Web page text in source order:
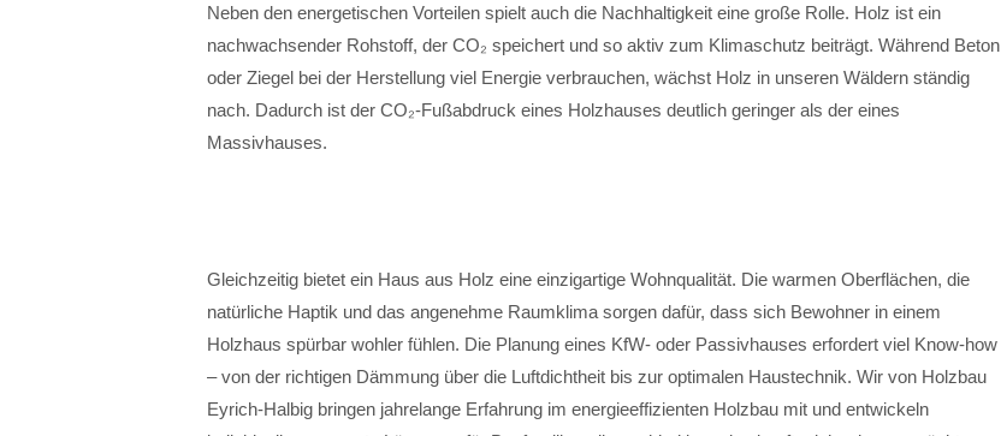
Neben den energetischen Vorteilen spielt auch die Nachhaltigkeit eine große Rolle. Holz ist ein
nachwachsender Rohstoff, der CO₂ speichert und so aktiv zum Klimaschutz beiträgt. Während Beton
oder Ziegel bei der Herstellung viel Energie verbrauchen, wächst Holz in unseren Wäldern ständig
nach. Dadurch ist der CO₂-Fußabdruck eines Holzhauses deutlich geringer als der eines
Massivhauses.
Gleichzeitig bietet ein Haus aus Holz eine einzigartige Wohnqualität. Die warmen Oberflächen, die
natürliche Haptik und das angenehme Raumklima sorgen dafür, dass sich Bewohner in einem
Holzhaus spürbar wohler fühlen. Die Planung eines KfW- oder Passivhauses erfordert viel Know-how
– von der richtigen Dämmung über die Luftdichtheit bis zur optimalen Haustechnik. Wir von Holzbau
Eyrich-Halbig bringen jahrelange Erfahrung im energieeffizienten Holzbau mit und entwickeln